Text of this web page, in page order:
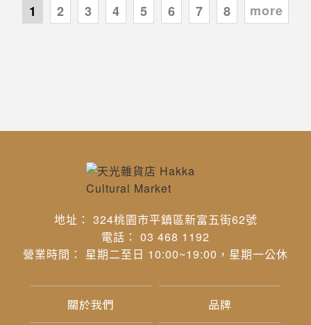
1 2 3 4 5 6 7 8 more
地址： 324桃園市平鎮區新富五街62號
電話： 03 468 1192
營業時間： 星期二至日 10:00~19:00，星期一公休
關於我們 品牌